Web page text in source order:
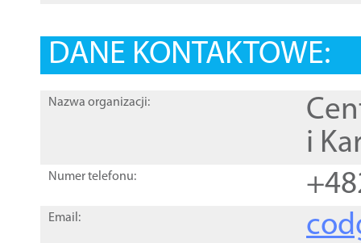
DANE KONTAKTOWE:
Nazwa organizacji:
i
Numer telefonu:
Email: